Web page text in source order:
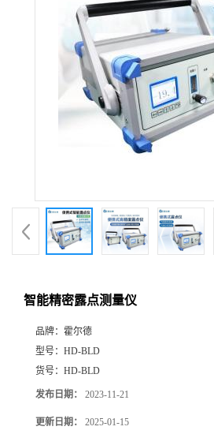
智能精密露点测量仪
品牌： 霍尔德
型号： HD-BLD
货号： HD-BLD
发布日期： 2023-11-21
更新日期： 2025-01-15